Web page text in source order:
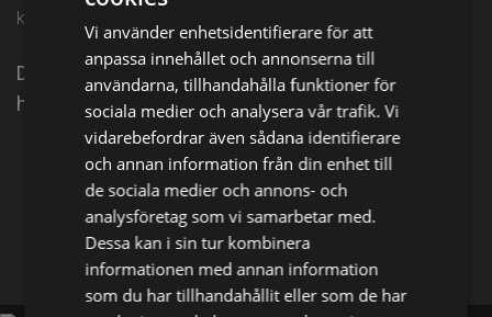
kl. 04:40 på Barnkanalen
Dags för en rejäl loppisrunda, men kommer dom
hitta allt dom letar efter?
Facebook X
Vi använder enhetsidentifierare för att
anpassa innehållet och annonserna till
användarna, tillhandahålla funktioner för
sociala medier och analysera vår trafik. Vi
vidarebefordrar även sådana identifierare
och annan information från din enhet till
de sociala medier och annons- och
analysföretag som vi samarbetar med.
Dessa kan i sin tur kombinera
informationen med annan information
som du har tillhandahållit eller som de har